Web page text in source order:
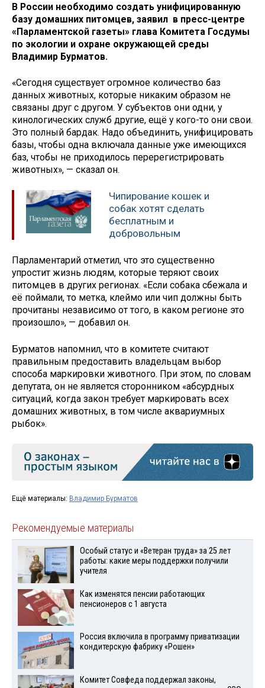
В России необходимо создать унифицированную
базу домашних питомцев, заявил в пресс-центре
«Парламентской газеты» глава Комитета Госдумы
по экологии и охране окружающей среды
Владимир Бурматов.
«Сегодня существует огромное количество баз
данных животных, которые никаким образом не
связаны друг с другом. У субъектов они одни, у
кинологических служб другие, ещё у кого-то они свои.
Это полный бардак. Надо объединить, унифицировать
базы, чтобы одна включала данные уже имеющихся
баз, чтобы не приходилось перерегистрировать
животных», — сказал он.
Чипирование кошек и
собак хотят сделать
бесплатным и
добровольным
Парламентарий отметил, что это существенно
упростит жизнь людям, которые теряют своих
питомцев в других регионах. «Если собака сбежала и
её поймали, то метка, клеймо или чип должны быть
прочитаны независимо от того, в каком регионе это
произошло», — добавил он.
Бурматов напомнил, что в комитете считают
правильным предоставить владельцам выбор
способа маркировки животного. При этом, по словам
депутата, он не является сторонником «абсурдных
ситуаций, когда закон требует маркировать всех
домашних животных, в том числе аквариумных
рыбок».
Ещё материалы: Владимир Бурматов
Рекомендуемые материалы
Особый статус и «Ветеран труда» за 25 лет
работы: какие меры поддержки получили
учителя
Как изменятся пенсии работающих
пенсионеров с 1 августа
Россия включила в программу приватизации
кондитерскую фабрику «Рошен»
Комитет Совфеда поддержал законы,